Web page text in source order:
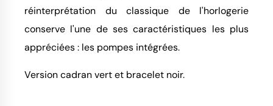
réinterprétation du classique de l'horlogerie
conserve l'une de ses caractéristiques les plus
appréciées : les pompes intégrées.
Version cadran vert et bracelet noir.